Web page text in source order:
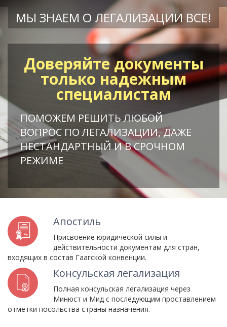
МЫ ЗНАЕМ О ЛЕГАЛИЗАЦИИ ВСЕ!
Доверяйте документы
только надежным
специалистам
ПОМОЖЕМ РЕШИТЬ ЛЮБОЙ
ВОПРОС ПО ЛЕГАЛИЗАЦИИ, ДАЖЕ
НЕСТАНДАРТНЫЙ И В СРОЧНОМ
РЕЖИМЕ
Апостиль
Присвоение юридической силы и
действительности документам для стран,
входящих в состав Гаагской конвенции.
Консульская легализация
Полная консульская легализация через
Минюст и Мид с последующим проставлением
отметки посольства страны назначения.